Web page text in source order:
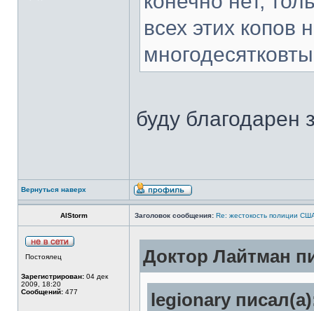
всех этих копов
буду благодарен
Вернуться наверх
AlStorm Заголовок сообщения: Re: жестокость полиции
Постоялец
Зарегистрирован: 04 дек
2009, 18:20
Сообщений: 477
Доктор Лайтман
legionary